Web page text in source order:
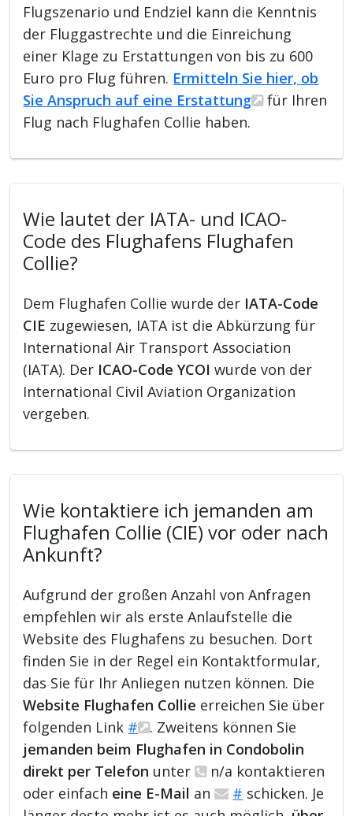
Flugszenario und Endziel kann die Kenntnis
der Fluggastrechte und die Einreichung
einer Klage zu Erstattungen von bis zu 600
Euro pro Flug führen. Ermitteln Sie hier, ob
Sie Anspruch auf eine Erstattung
für Ihren
Flug nach Flughafen Collie haben.
Wie lautet der IATA- und ICAO-
Code des Flughafens Flughafen
Collie?
Dem Flughafen Collie wurde der IATA-Code
CIE zugewiesen, IATA ist die Abkürzung für
International Air Transport Association
(IATA). Der ICAO-Code YCOI wurde von der
International Civil Aviation Organization
vergeben.
Wie kontaktiere ich jemanden am
Flughafen Collie (CIE) vor oder nach
Ankunft?
Aufgrund der großen Anzahl von Anfragen
empfehlen wir als erste Anlaufstelle die
Website des Flughafens zu besuchen. Dort
finden Sie in der Regel ein Kontaktformular,
das Sie für Ihr Anliegen nutzen können. Die
Website Flughafen Collie erreichen Sie über
folgenden Link #
. Zweitens können Sie
jemanden beim Flughafen in Condobolin
direkt per Telefon unter
n/a kontaktieren
oder einfach eine E-Mail an # schicken. Je